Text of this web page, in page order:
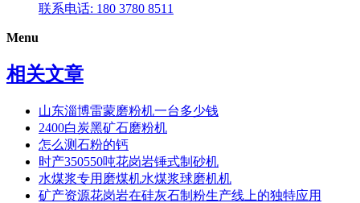
联系电话: 180 3780 8511
Menu
相关文章
山东淄博雷蒙磨粉机一台多少钱
2400白炭黑矿石磨粉机
怎么测石粉的钙
时产350550吨花岗岩锤式制砂机
水煤浆专用磨煤机水煤浆球磨机机
矿产资源花岗岩在硅灰石制粉生产线上的独特应用